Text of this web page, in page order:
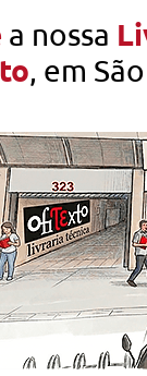
a nossa
, em